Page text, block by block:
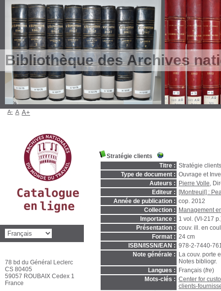
Bibliothèque des Archives
Stratégie clients
Titre : Stratégie
Type de document : Ouvrage et
Auteurs :
Pierre Volle,
Editeur :
[Montreuil] :
Année de publication : cop. 2012
Collection :
Management
Importance : 1 vol. (VI-217
Présentation : couv. ill. en
Format : 24 cm
ISBN/ISSN/EAN : 978-2-7440-
Note générale :
La couv. porte
Notes bibliogr.
Langues :
Français (fre)
Mots-clés : Center for
clients-
A- A A+
78 bd du Général Leclerc
CS 80405
59057 ROUBAIX Cedex 1
France